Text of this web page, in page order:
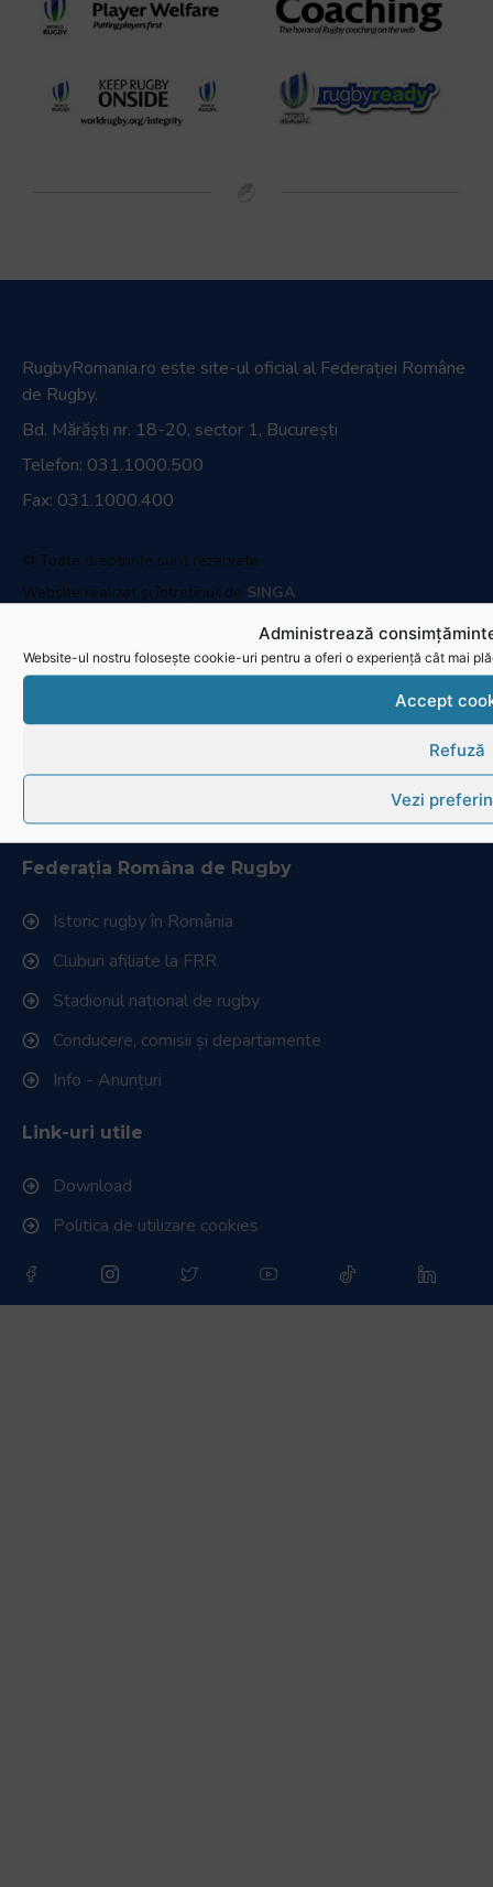
Administrează
Website-ul nostru folosește cookie-uri pentru a oferi o experiență cât mai
Accept
Refuză
Vezi
RugbyRomania.ro este site-ul oficial al Federației Române
de Rugby.
Bd. Mărăști nr. 18-20, sector 1, București
Telefon: 031.1000.500
Fax: 031.1000.400
© Toate drepturile sunt rezervate.
Website realizat și întreținut de SINGA
Contactează-ne
Federația Româna de Rugby
Istoric rugby în România
Cluburi afiliate la FRR
Stadionul național de rugby
Conducere, comisii și departamente
Info - Anunțuri
Link-uri utile
Download
Politica de utilizare cookies